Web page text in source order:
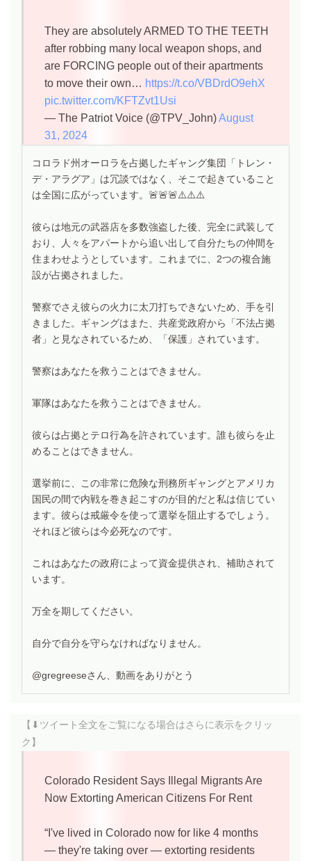
They are absolutely ARMED TO THE TEETH
after robbing many local weapon shops, and
are FORCING people out of their apartments
to move their own… https://t.co/VBDrdO9ehX
pic.twitter.com/KFTZvt1Usi
— The Patriot Voice (@TPV_John)August
31, 2024
コロラド州オーロラを占拠したギャング集団「トレン・
デ・アラグア」は冗談ではなく、そこで起きていること
は全国に広がっています。🚨🚨🚨⚠️⚠️⚠️
彼らは地元の武器店を多数強盗した後、完全に武装して
おり、人々をアパートから追い出して自分たちの仲間を
住まわせようとしています。これまでに、2つの複合施
設が占拠されました。
警察でさえ彼らの火力に太刀打ちできないため、手を引
きました。ギャングはまた、共産党政府から「不法占拠
者」と見なされているため、「保護」されています。
警察はあなたを救うことはできません。
軍隊はあなたを救うことはできません。
彼らは占拠とテロ行為を許されています。誰も彼らを止
めることはできません。
選挙前に、この非常に危険な刑務所ギャングとアメリカ
国民の間で内戦を巻き起こすのが目的だと私は信じてい
ます。彼らは戒厳令を使って選挙を阻止するでしょう。
それほど彼らは今必死なのです。
これはあなたの政府によって資金提供され、補助されて
います。
万全を期してください。
自分で自分を守らなければなりません。
@gregreeseさん、動画をありがとう
【⬇︎ツイート全文をご覧になる場合はさらに表示をクリッ
ク】
Colorado Resident Says Illegal Migrants Are
Now Extorting American Citizens For Rent
“I've lived in Colorado now for like 4 months
— they're taking over — extorting residents